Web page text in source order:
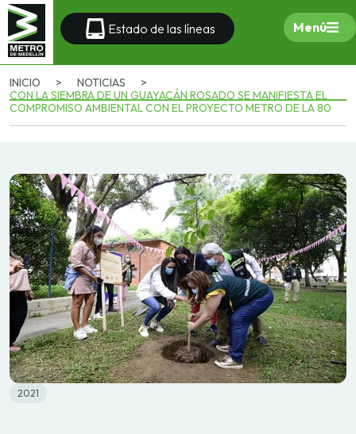
Estado de las líneas Menú
INICIO > NOTICIAS
>
CON LA SIEMBRA DE UN GUAYACÁN ROSADO SE MANIFIESTA EL
COMPROMISO AMBIENTAL CON EL PROYECTO METRO DE LA 80
2021